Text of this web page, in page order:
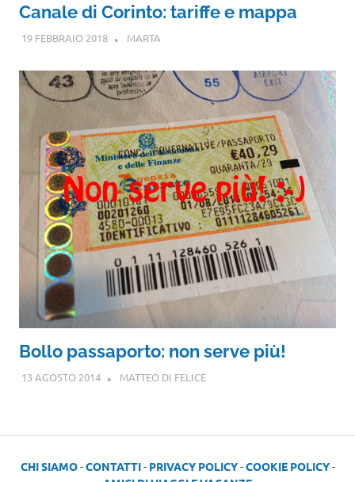
Canale di Corinto: tariffe e mappa
19 FEBBRAIO 2018 MARTA
Bollo passaporto: non serve più!
13 AGOSTO 2014 MATTEO DI FELICE
CHI SIAMO-CONTATTI- PRIVACY POLICY-COOKIE POLICY-